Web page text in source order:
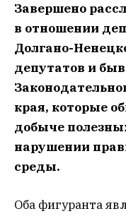
Завершено
в отношении
Долгано-
депутатов и
края, которые
добыче
нарушении
среды.
Оба фигуранта